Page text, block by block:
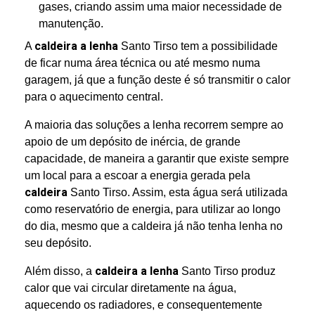
gases, criando assim uma maior necessidade de
manutenção.
A caldeira a lenha Santo Tirso tem a possibilidade
de ficar numa área técnica ou até mesmo numa
garagem, já que a função deste é só transmitir o calor
para o aquecimento central.
A maioria das soluções a lenha recorrem sempre ao
apoio de um depósito de inércia, de grande
capacidade, de maneira a garantir que existe sempre
um local para a escoar a energia gerada pela
caldeira Santo Tirso. Assim, esta água será utilizada
como reservatório de energia, para utilizar ao longo
do dia, mesmo que a caldeira já não tenha lenha no
seu depósito.
Além disso, a caldeira a lenha Santo Tirso produz
calor que vai circular diretamente na água,
aquecendo os radiadores, e consequentemente